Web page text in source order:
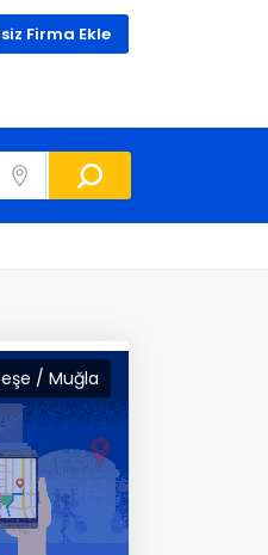
Firma Ekle
/ Muğla